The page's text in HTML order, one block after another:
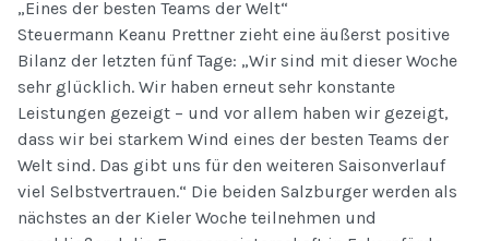
„Eines der besten Teams der Welt“
Steuermann Keanu Prettner zieht eine äußerst positive
Bilanz der letzten fünf Tage: „Wir sind mit dieser Woche
sehr glücklich. Wir haben erneut sehr konstante
Leistungen gezeigt – und vor allem haben wir gezeigt,
dass wir bei starkem Wind eines der besten Teams der
Welt sind. Das gibt uns für den weiteren Saisonverlauf
viel Selbstvertrauen.“ Die beiden Salzburger werden als
nächstes an der Kieler Woche teilnehmen und